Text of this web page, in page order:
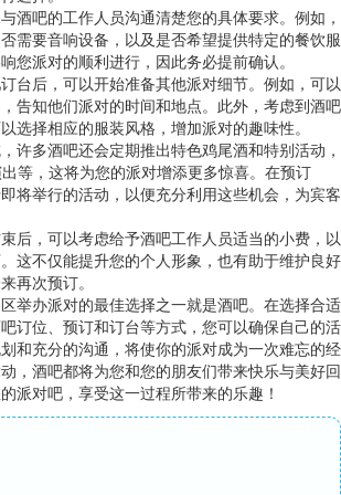
酒吧的工作人员沟通清楚您的具体要求。例如，
需要音响设备，以及是否希望提供特定的餐饮服
您派对的顺利进行，因此务必提前确认。
台后，可以开始准备其他派对细节。例如，可以
告知他们派对的时间和地点。此外，考虑到酒吧
选择相应的服装风格，增加派对的趣味性。
许多酒吧还会定期推出特色鸡尾酒和特别活动，
等，这将为您的派对增添更多惊喜。在预订
将举行的活动，以便充分利用这些机会，为宾客
后，可以考虑给予酒吧工作人员适当的小费，以
这不仅能提升您的个人形象，也有助于维护良好
再次预订。
举办派对的最佳选择之一就是酒吧。在选择合适
订位、预订和订台等方式，您可以确保自己的活
和充分的沟通，将使你的派对成为一次难忘的经
，酒吧都将为您和您的朋友们带来快乐与美好回
派对吧，享受这一过程所带来的乐趣！